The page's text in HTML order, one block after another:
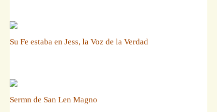
Su Fe estaba en Jess, la Voz de la Verdad
Sermn de San Len Magno